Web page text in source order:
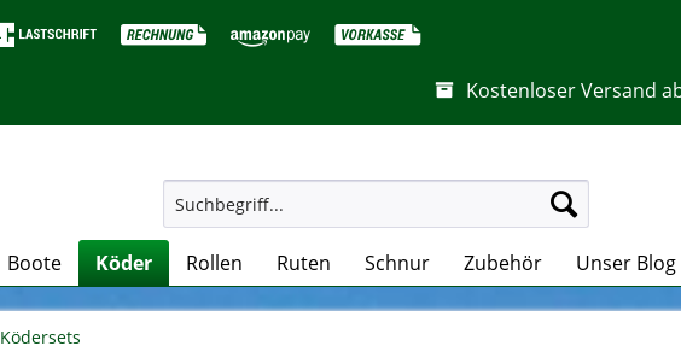
Kostenloser Versand
Boote Köder Rollen Ruten Schnur Zubehör Unser Blog
Ködersets